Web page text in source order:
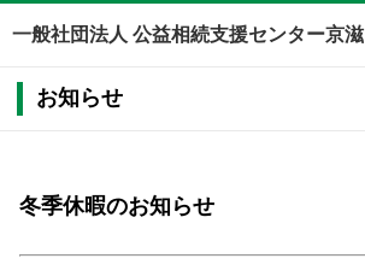
一般社団法人 公益相続支援センター京滋
お知らせ
冬季休暇のお知らせ